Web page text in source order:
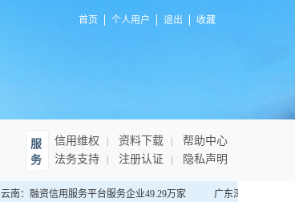
首页 个人用户 退出 收藏
服
务
信用维权 资料下载
帮助中心
法务支持
注册认证 隐私声明
云南：融资信用服务平台服务企业49.29万家 广东深圳：首家“